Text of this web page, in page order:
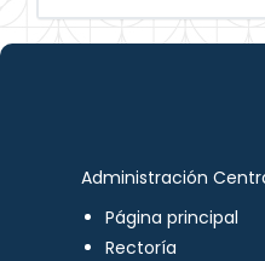
Administración
Página principal
Rectoría